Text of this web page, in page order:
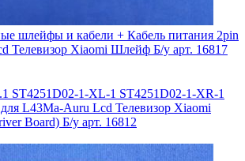
шлейфы и кабели + Кабель питания 2pin
Телевизор Xiaomi Шлейф Б/у арт. 16817
ST4251D02-1-XL-1 ST4251D02-1-XR-1
L43Ma-Auru Lcd Телевизор Xiaomi
Board) Б/у арт. 16812